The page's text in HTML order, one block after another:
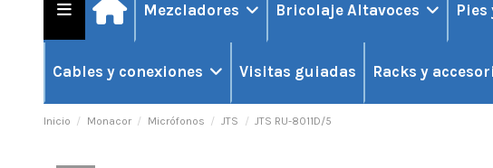
Mezcladores Bricolaje Altavoces Pies
Cables y conexiones Visitas guiadas Racks y
Inicio Monacor Micrófonos JTS JTS RU-8011D/5